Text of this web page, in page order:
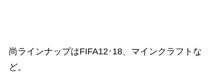
尚ラインナップはFIFA12･18、マインクラフトな
ど。